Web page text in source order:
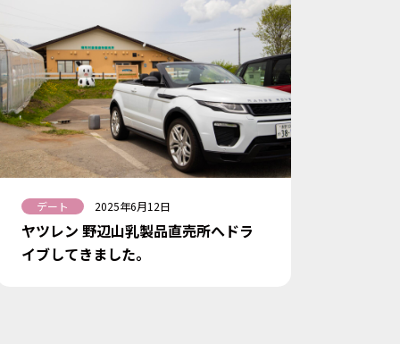
デート 2025年6月12日
ヤツレン 野辺山乳製品直売所へドラ
イブしてきました。